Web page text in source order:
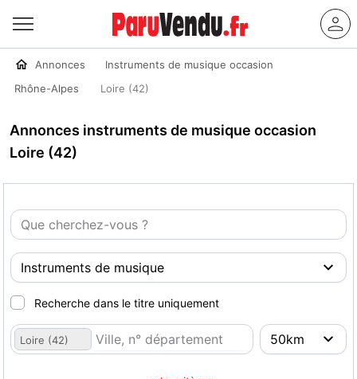
Annonces
Instruments de musique occasion
Rhône-Alpes
Loire (42)
Annonces instruments de musique occasion
Loire (42)
Recherche dans le titre uniquement
Loire (42)